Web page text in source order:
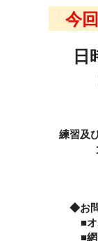
今
日
練習及
◆
■